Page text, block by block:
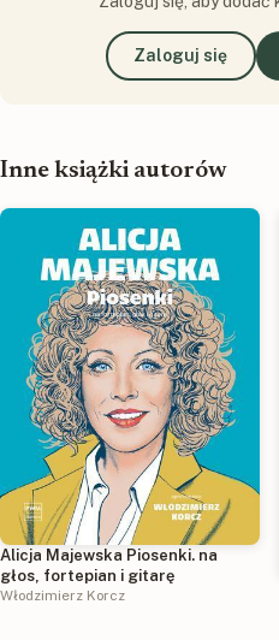
Zaloguj się
Inne książki autorów
Alicja Majewska Piosenki. na
głos, fortepian i gitarę
Włodzimierz Korcz